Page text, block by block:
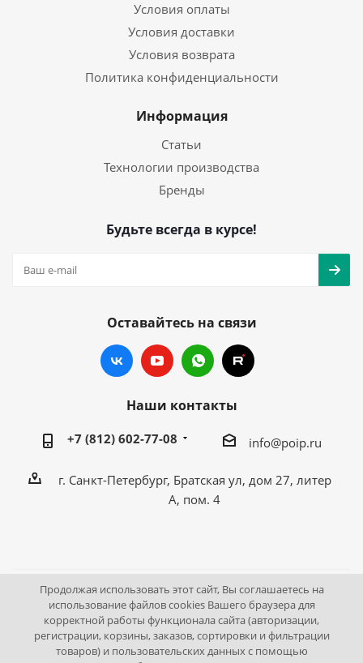
Условия оплаты
Условия доставки
Условия возврата
Политика конфиденциальности
Информация
Статьи
Технологии производства
Бренды
Будьте всегда в курсе!
Оставайтесь на связи
Наши контакты
+7 (812) 602-77-08 info@poip.ru
г. Санкт-Петербург, Братская ул, дом 27, литер
А, пом. 4
2009 - 2026 © Промышленное оборудование Интернет
портал.
195043, г. Санкт-Петербург, Братская ул, дом 27, литер А,
Продолжая использовать этот сайт, Вы соглашаетесь на
использование файлов cookies Вашего браузера для
корректной работы функционала сайта (авторизации,
регистрации, корзины, заказов, сортировки и фильтрации
товаров) и пользовательских данных с помощью